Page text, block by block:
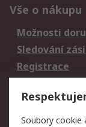
Vše o nákupu
Možnosti
Sledování
Registrace
Právní
Soubory cookie